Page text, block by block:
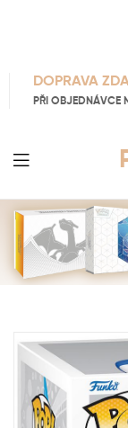
DOPRAVA
PŘI OBJEDNÁVCE